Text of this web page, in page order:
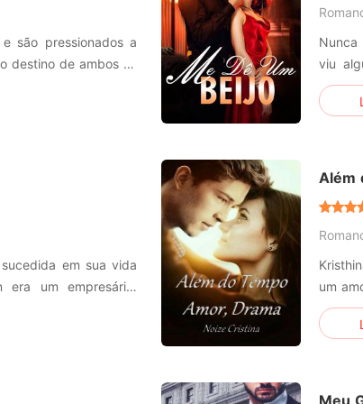
são pressionados a
destino de ambos se
os seus próprios
viu
em sua vida
era um empresário,
de um
negócios, que está à
Além
um
como
Meu